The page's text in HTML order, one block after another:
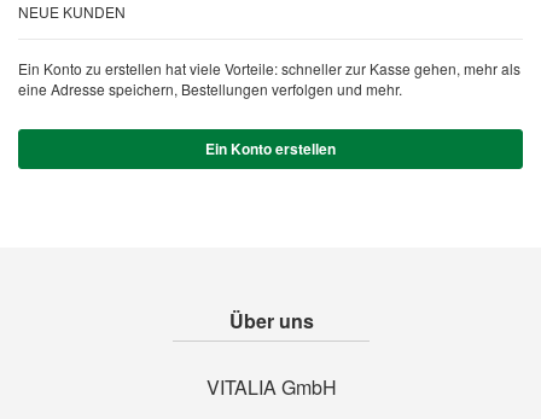
NEUE KUNDEN
Ein Konto zu erstellen hat viele Vorteile: schneller zur Kasse gehen, mehr als
eine Adresse speichern, Bestellungen verfolgen und mehr.
Ein Konto erstellen
Über uns
VITALIA GmbH